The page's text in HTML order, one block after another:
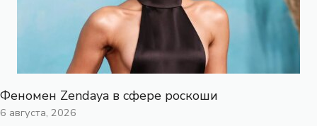
Феномен Zendaya в сфере роскоши
6 августа, 2026